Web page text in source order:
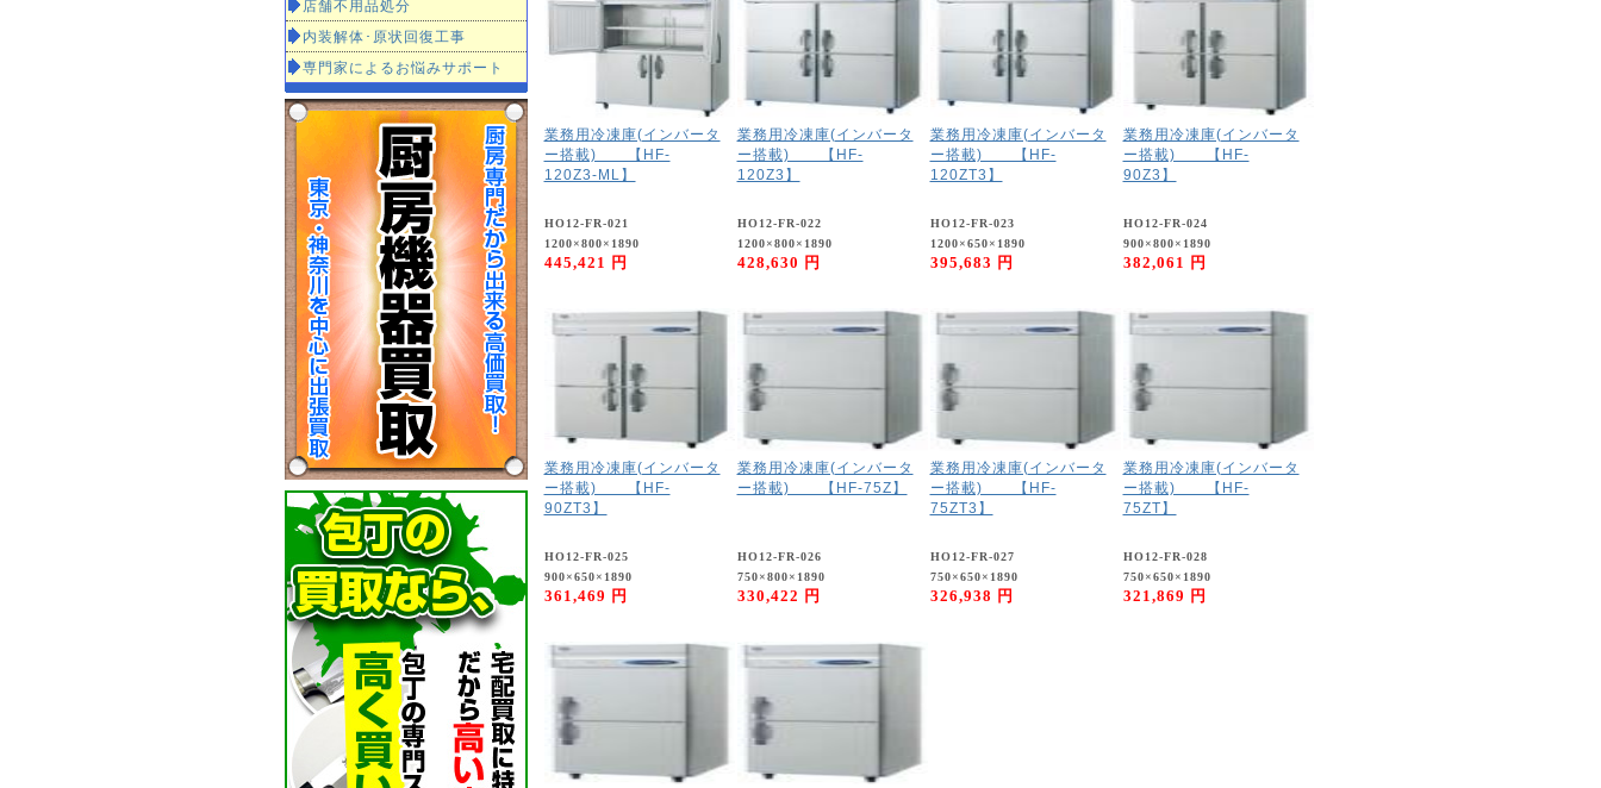
店舗不用品処分
内装解体･原状回復工事
専門家によるお悩みサポート
業務用冷凍庫(インバータ
ー搭載) 【HF-
120Z3-ML】
HO12-FR-021
1200×800×1890
445,421 円
業務用冷凍庫(インバータ
ー搭載) 【HF-
120Z3】
HO12-FR-022
1200×800×1890
428,630 円
業務用冷凍庫(インバータ
ー搭載) 【HF-
120ZT3】
HO12-FR-023
1200×650×1890
395,683 円
業務用冷凍庫(インバータ
ー搭載) 【HF-
90Z3】
HO12-FR-024
900×800×1890
382,061 円
業務用冷凍庫(インバータ
ー搭載) 【HF-
90ZT3】
HO12-FR-025
900×650×1890
361,469 円
業務用冷凍庫(インバータ
ー搭載) 【HF-75Z】
HO12-FR-026
750×800×1890
330,422 円
業務用冷凍庫(インバータ
ー搭載) 【HF-
75ZT3】
HO12-FR-027
750×650×1890
326,938 円
業務用冷凍庫(インバータ
ー搭載) 【HF-
75ZT】
HO12-FR-028
750×650×1890
321,869 円